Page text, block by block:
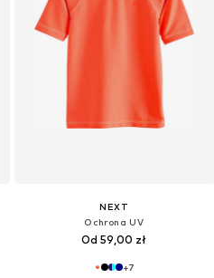
NEXT
Ochrona UV
Od 59,00 zł
+7